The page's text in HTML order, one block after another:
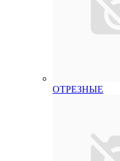
ОТРЕЗНЫЕ